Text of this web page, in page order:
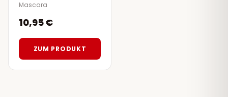
Mascara
10,95 €
ZUM PRODUKT